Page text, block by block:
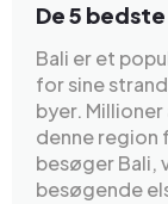
De 5
Bali er et
for sine
byer.
denne region
besøger Bali,
besøgende